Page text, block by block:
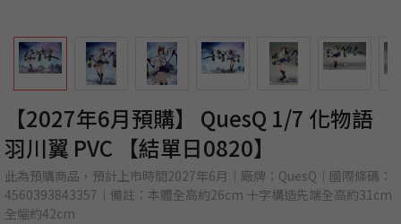
【2027年6月預購】 QuesQ 1/7 化物語
羽川翼 PVC 【結單日0820】
此為預購商品，預計上市時間2027年6月｜廠牌：QuesQ｜國際條碼：
4560393843357｜備註：本體全高約26cm 十字構造先端全高約31cm
全幅約42cm